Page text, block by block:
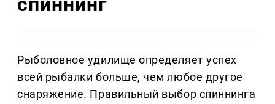
Рыболовное удилище определяет успех
всей рыбалки больше, чем любое другое
снаряжение. Правильный выбор спиннинга